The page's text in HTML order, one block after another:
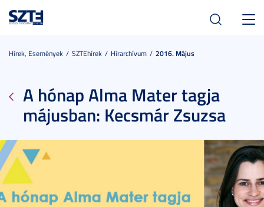
Hírek, Események SZTEhírek Hírarchívum 2016. Május
A hónap Alma Mater tagja
májusban: Kecsmár Zsuzsa